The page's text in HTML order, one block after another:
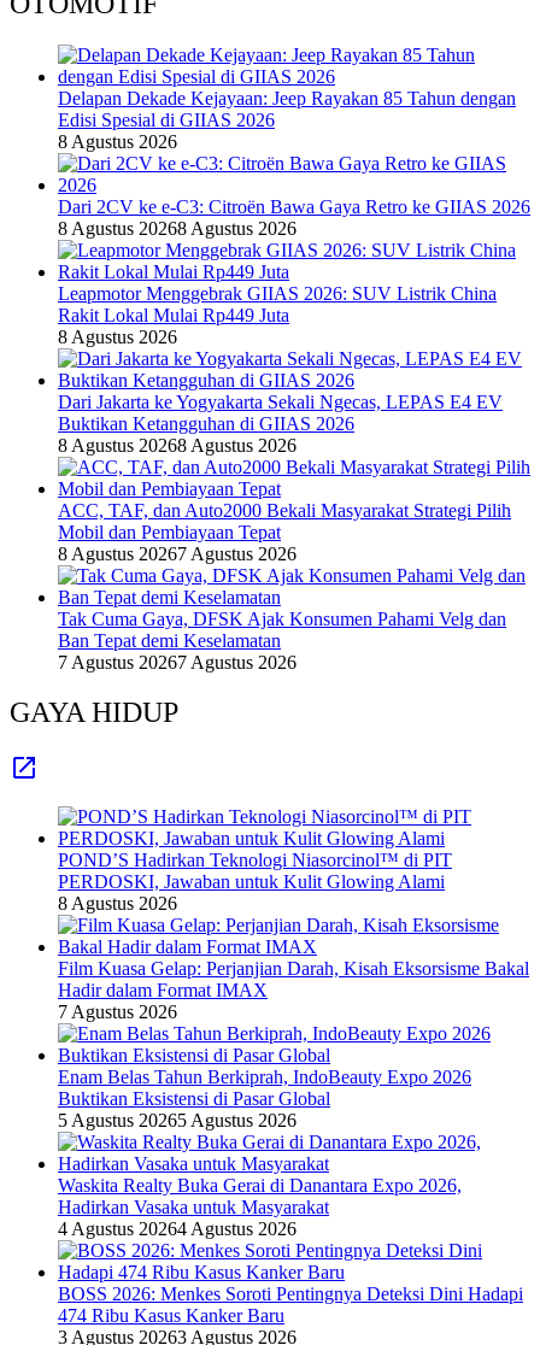
Delapan Dekade Kejayaan: Jeep Rayakan 85 Tahun dengan
Edisi Spesial di GIIAS 2026
8 Agustus 2026
Dari 2CV ke e-C3: Citroën Bawa Gaya Retro ke GIIAS 2026
8 Agustus 20268 Agustus 2026
Leapmotor Menggebrak GIIAS 2026: SUV Listrik China
Rakit Lokal Mulai Rp449 Juta
8 Agustus 2026
Dari Jakarta ke Yogyakarta Sekali Ngecas, LEPAS E4 EV
Buktikan Ketangguhan di GIIAS 2026
8 Agustus 20268 Agustus 2026
ACC, TAF, dan Auto2000 Bekali Masyarakat Strategi Pilih
Mobil dan Pembiayaan Tepat
8 Agustus 20267 Agustus 2026
Tak Cuma Gaya, DFSK Ajak Konsumen Pahami Velg dan
Ban Tepat demi Keselamatan
7 Agustus 20267 Agustus 2026
GAYA HIDUP
POND’S Hadirkan Teknologi Niasorcinol™ di PIT
PERDOSKI, Jawaban untuk Kulit Glowing Alami
8 Agustus 2026
Film Kuasa Gelap: Perjanjian Darah, Kisah Eksorsisme Bakal
Hadir dalam Format IMAX
7 Agustus 2026
Enam Belas Tahun Berkiprah, IndoBeauty Expo 2026
Buktikan Eksistensi di Pasar Global
5 Agustus 20265 Agustus 2026
Waskita Realty Buka Gerai di Danantara Expo 2026,
Hadirkan Vasaka untuk Masyarakat
4 Agustus 20264 Agustus 2026
BOSS 2026: Menkes Soroti Pentingnya Deteksi Dini Hadapi
474 Ribu Kasus Kanker Baru
3 Agustus 20263 Agustus 2026